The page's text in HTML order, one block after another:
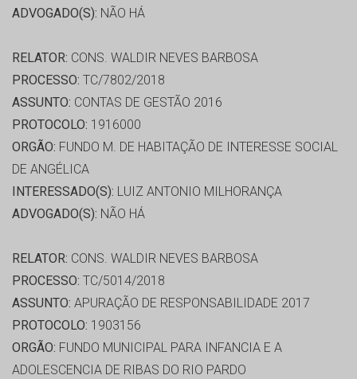
ADVOGADO(S): NÃO HÁ
RELATOR: CONS. WALDIR NEVES BARBOSA
PROCESSO: TC/7802/2018
ASSUNTO: CONTAS DE GESTÃO 2016
PROTOCOLO: 1916000
ORGÃO: FUNDO M. DE HABITAÇÃO DE INTERESSE SOCIAL
DE ANGÉLICA
INTERESSADO(S): LUIZ ANTONIO MILHORANÇA
ADVOGADO(S): NÃO HÁ
RELATOR: CONS. WALDIR NEVES BARBOSA
PROCESSO: TC/5014/2018
ASSUNTO: APURAÇÃO DE RESPONSABILIDADE 2017
PROTOCOLO: 1903156
ORGÃO: FUNDO MUNICIPAL PARA INFANCIA E A
ADOLESCENCIA DE RIBAS DO RIO PARDO